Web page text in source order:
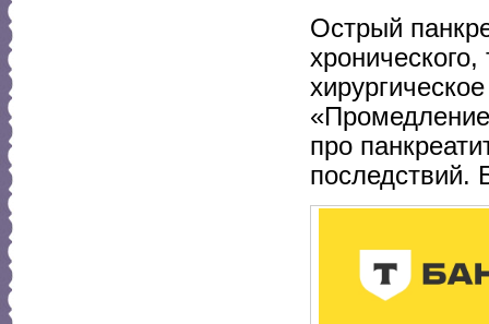
Острый
про
последствий.